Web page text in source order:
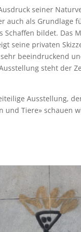
seiner
auch als Grundlage
Schaffen bildet. Das
seine privaten
beeindruckend
steht der
Ausstellung,
und Tiere» schauen